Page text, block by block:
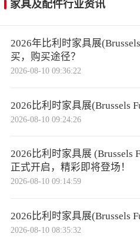
家具及配件行业资讯
2026年比利时家具展
买，购买途径？
2026-08-10 09:36:22
2026比利时家具展(Brussels
2026-08-10 09:24:26
2026比利时家具展 (Brussels
正式开启，精彩即将登场！
2026-08-10 09:14:59
2026比利时家具展(Brussels
2026-08-10 08:35:32